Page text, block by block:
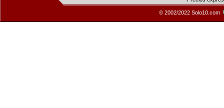
© 2002/2022 Solo10.com